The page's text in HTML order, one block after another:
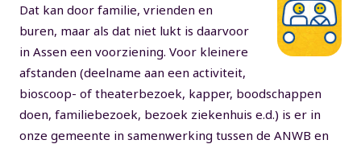
Dat kan door familie, vrienden en
buren, maar als dat niet lukt is daarvoor
in Assen een voorziening. Voor kleinere
afstanden (deelname aan een activiteit,
bioscoop- of theaterbezoek, kapper, boodschappen
doen, familiebezoek, bezoek ziekenhuis e.d.) is er in
onze gemeente in samenwerking tussen de ANWB en